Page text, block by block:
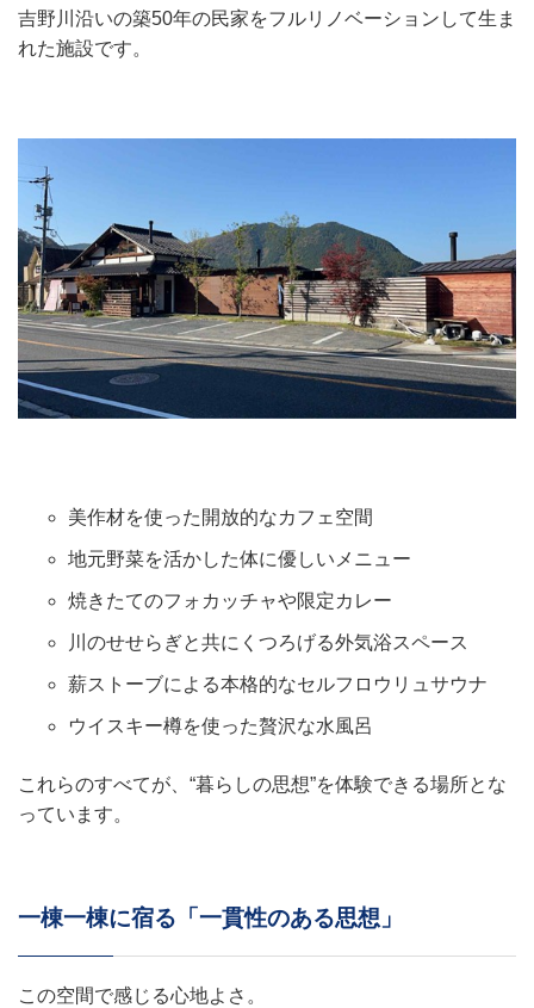
吉野川沿いの築50年の民家をフルリノベーションして生ま
れた施設です。
美作材を使った開放的なカフェ空間
地元野菜を活かした体に優しいメニュー
焼きたてのフォカッチャや限定カレー
川のせせらぎと共にくつろげる外気浴スペース
薪ストーブによる本格的なセルフロウリュサウナ
ウイスキー樽を使った贅沢な水風呂
これらのすべてが、“暮らしの思想”を体験できる場所とな
っています。
一棟一棟に宿る「一貫性のある思想」
この空間で感じる心地よさ。